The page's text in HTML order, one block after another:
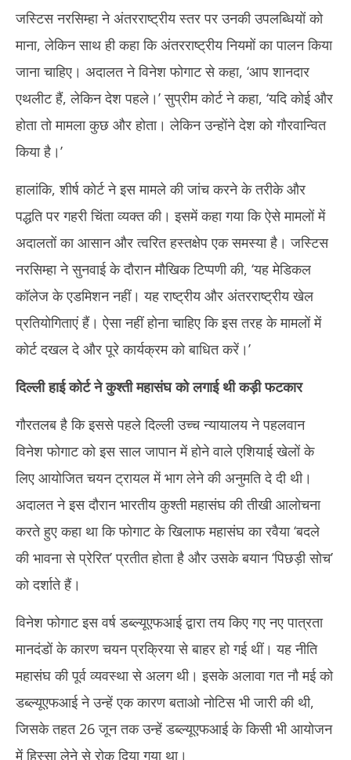
जस्टिस नरसिम्हा ने अंतरराष्ट्रीय स्तर पर उनकी उपलब्धियों को
माना, लेकिन साथ ही कहा कि अंतरराष्ट्रीय नियमों का पालन किया
जाना चाहिए। अदालत ने विनेश फोगाट से कहा, ‘आप शानदार
एथलीट हैं, लेकिन देश पहले।’ सुप्रीम कोर्ट ने कहा, ‘यदि कोई और
होता तो मामला कुछ और होता। लेकिन उन्‍होंने देश को गौरवान्वित
किया है।’
हालांकि, शीर्ष कोर्ट ने इस मामले की जांच करने के तरीके और
पद्धति पर गहरी चिंता व्यक्त की। इसमें कहा गया कि ऐसे मामलों में
अदालतों का आसान और त्वरित हस्तक्षेप एक समस्या है। जस्टिस
नरसिम्हा ने सुनवाई के दौरान मौखिक टिप्पणी की, ‘यह मेडिकल
कॉलेज के एडमिशन नहीं। यह राष्‍ट्रीय और अंतरराष्‍ट्रीय खेल
प्रतियोगिताएं हैं। ऐसा नहीं होना चाहिए कि इस तरह के मामलों में
कोर्ट दखल दे और पूरे कार्यक्रम को बाधित करें।’
दिल्ली हाई कोर्ट ने कुश्ती महासंघ को लगाई थी कड़ी फटकार
गौरतलब है कि इससे पहले दिल्ली उच्च न्यायालय ने पहलवान
विनेश फोगाट को इस साल जापान में होने वाले एशियाई खेलों के
लिए आयोजित चयन ट्रायल में भाग लेने की अनुमति दे दी थी।
अदालत ने इस दौरान भारतीय कुश्ती महासंघ की तीखी आलोचना
करते हुए कहा था कि फोगाट के खिलाफ महासंघ का रवैया ‘बदले
की भावना से प्रेरित’ प्रतीत होता है और उसके बयान ‘पिछड़ी सोच’
को दर्शाते हैं।
विनेश फोगाट इस वर्ष डब्ल्यूएफआई द्वारा तय किए गए नए पात्रता
मानदंडों के कारण चयन प्रक्रिया से बाहर हो गई थीं। यह नीति
महासंघ की पूर्व व्यवस्था से अलग थी। इसके अलावा गत नौ मई को
डब्ल्यूएफआई ने उन्हें एक कारण बताओ नोटिस भी जारी की थी,
जिसके तहत 26 जून तक उन्हें डब्ल्यूएफआई के किसी भी आयोजन
में हिस्सा लेने से रोक दिया गया था।